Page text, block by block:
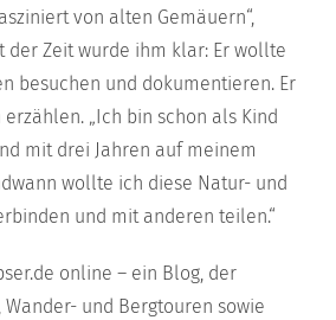
von alten Gemäuern“,
der Zeit wurde ihm klar: Er wollte
besuchen und dokumentieren. Er
„Ich bin schon als Kind
mit drei Jahren auf meinem
wollte ich diese Natur- und
und mit anderen teilen.“
online – ein Blog, der
und Bergtouren sowie